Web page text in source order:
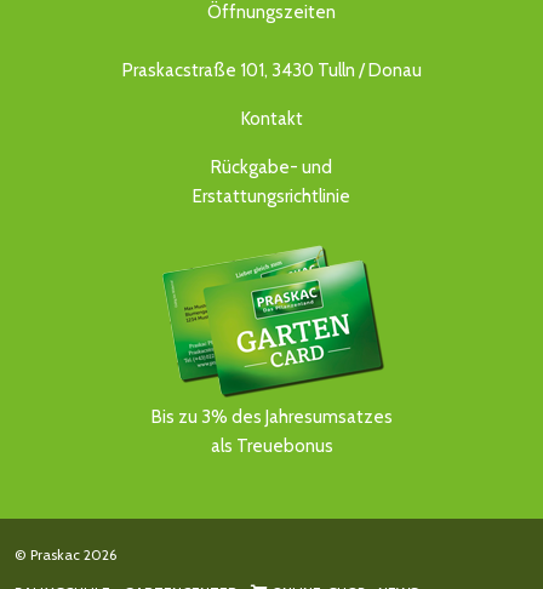
Öffnungszeiten
Praskacstraße 101, 3430 Tulln / Donau
Kontakt
Rückgabe- und
Erstattungsrichtlinie
Bis zu 3% des Jahresumsatzes
als Treuebonus
© Praskac 2026